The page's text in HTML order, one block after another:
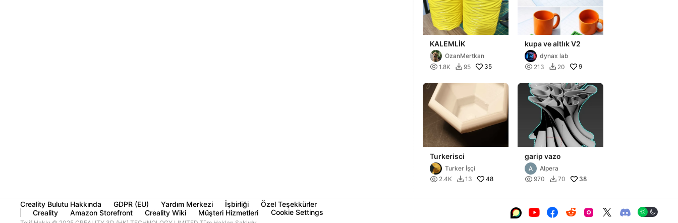
KALEMLİK
OzanMertkan
 1.8K  95 35
kupa ve altlık V2
dynax lab
 213  20 9
Turkerisci
Turker İşçi
 2.4K  13 48
garip vazo
Alpera
 970  70 38
Creality Bulutu Hakkında GDPR (EU) Yardım Merkezi İşbirliği
Özel Teşekkürler
Creality
Amazon Storefront Creality Wiki Müşteri Hizmetleri Cookie Settings      